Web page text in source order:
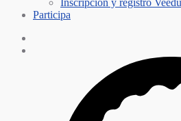
Inscripción y registro
Participa